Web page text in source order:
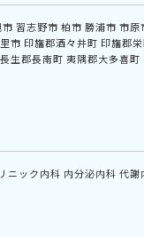
市 習志野市 柏市 勝浦市 市原
市 印旛郡酒々井町 印旛郡
長生郡長南町 夷隅郡大多喜町
ニック内科 内分泌内科 代謝